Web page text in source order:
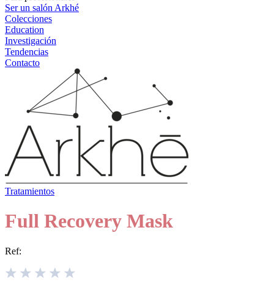
Ser un salón Arkhé
Colecciones
Education
Investigación
Tendencias
Contacto
Tratamientos
Full Recovery Mask
Ref: